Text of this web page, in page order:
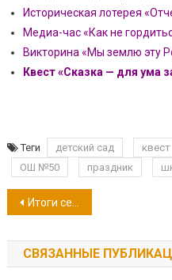
Историческая лотерея
Медиа-час «Как не
Викторина «Мы землю эту
Квест «Сказка — для ума
Теги детский сад квест
ОШ №50
праздник
Навигация
по
записям
Итоги семейного конкурса
СВЯЗАННЫЕ